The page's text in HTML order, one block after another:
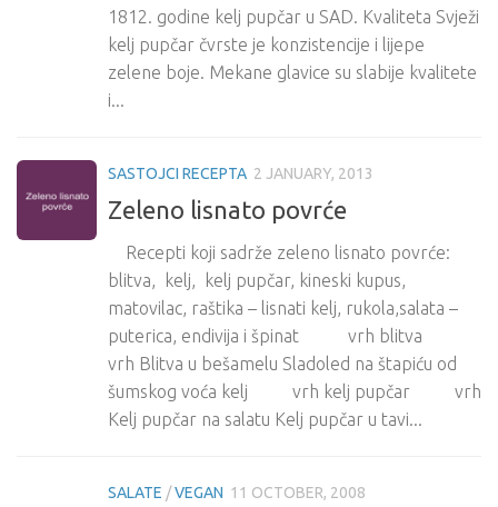
1812. godine kelj pupčar u SAD. Kvaliteta Svježi
kelj pupčar čvrste je konzistencije i lijepe
zelene boje. Mekane glavice su slabije kvalitete
i...
SASTOJCI RECEPTA 2 JANUARY, 2013
Zeleno lisnato povrće
Recepti koji sadrže zeleno lisnato povrće:
blitva, kelj, kelj pupčar, kineski kupus,
matovilac, raštika – lisnati kelj, rukola,salata –
puterica, endivija i špinat vrh blitva
vrh Blitva u bešamelu Sladoled na štapiću od
šumskog voća kelj vrh kelj pupčar vrh
Kelj pupčar na salatu Kelj pupčar u tavi...
SALATE /VEGAN 11 OCTOBER, 2008